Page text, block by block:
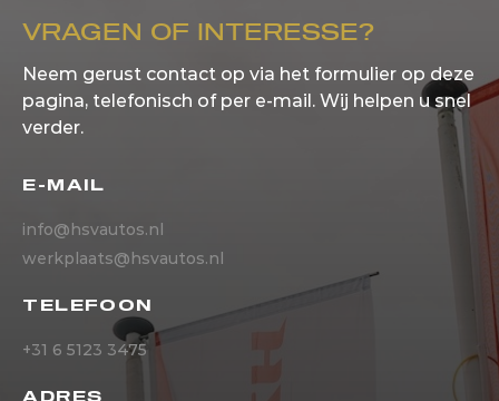
VRAGEN OF INTERESSE?
Neem gerust contact op via het formulier op deze
pagina, telefonisch of per e-mail. Wij helpen u snel
verder.
E-MAIL
info@hsvautos.nl
werkplaats@hsvautos.nl
TELEFOON
+31 6 5123 3475
ADRES